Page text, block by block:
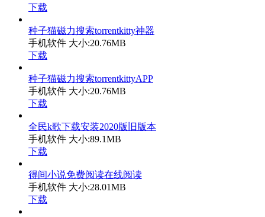
下载
种子猫磁力搜索torrentkitty神器
手机软件 大小:20.76MB
下载
种子猫磁力搜索torrentkittyAPP
手机软件 大小:20.76MB
下载
全民k歌下载安装2020版旧版本
手机软件 大小:89.1MB
下载
得间小说免费阅读在线阅读
手机软件 大小:28.01MB
下载